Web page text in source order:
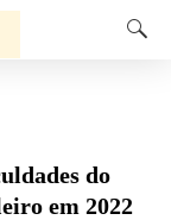
do
em 2022